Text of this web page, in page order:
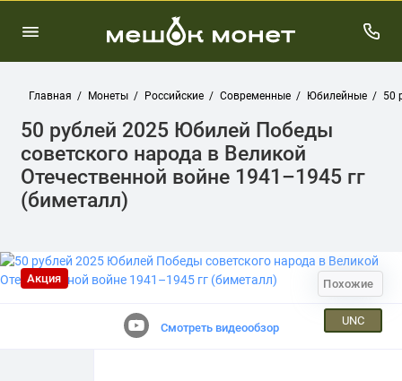
Главная Монеты Российские Современные Юбилейные 50
50 рублей 2025 Юбилей Победы
советского народа в Великой
Отечественной войне 1941–1945 гг
(биметалл)
Похожие
UNC
Акция
Смотреть видеообзор